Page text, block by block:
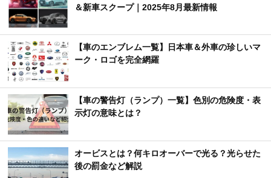
＆新車スクープ｜2025年8月最新情報
【車のエンブレム一覧】日本車＆外車の珍しいマ
ーク・ロゴを完全網羅
【車の警告灯（ランプ）一覧】色別の危険度・表
示灯の意味とは？
オービスとは？何キロオーバーで光る？光らせた
後の罰金など解説